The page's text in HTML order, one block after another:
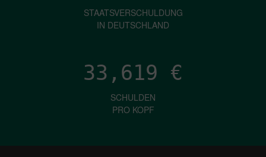
STAATSVERSCHULDUNG
IN DEUTSCHLAND
33,619 €
SCHULDEN
PRO KOPF